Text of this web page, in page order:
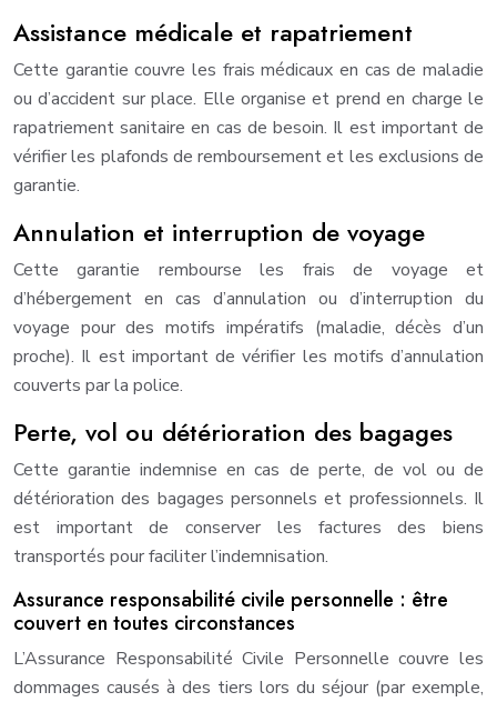
Assistance médicale et rapatriement
Cette garantie couvre les frais médicaux en cas de maladie
ou d’accident sur place. Elle organise et prend en charge le
rapatriement sanitaire en cas de besoin. Il est important de
vérifier les plafonds de remboursement et les exclusions de
garantie.
Annulation et interruption de voyage
Cette garantie rembourse les frais de voyage et
d’hébergement en cas d’annulation ou d’interruption du
voyage pour des motifs impératifs (maladie, décès d’un
proche). Il est important de vérifier les motifs d’annulation
couverts par la police.
Perte, vol ou détérioration des bagages
Cette garantie indemnise en cas de perte, de vol ou de
détérioration des bagages personnels et professionnels. Il
est important de conserver les factures des biens
transportés pour faciliter l’indemnisation.
Assurance responsabilité civile personnelle : être
couvert en toutes circonstances
L’Assurance Responsabilité Civile Personnelle couvre les
dommages causés à des tiers lors du séjour (par exemple,